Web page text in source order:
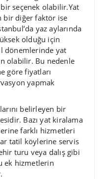
seçenek olabilir.Yat
bir diğer faktör ise
yaz aylarında
olduğu için
dönemlerinde yat
olabilir. Bu nedenle
göre fiyatları
yapmak
belirleyen bir
Bazı yat kiralama
farklı hizmetleri
tatil köylerine servis
turu veya dalış gibi
ek hizmetlerin